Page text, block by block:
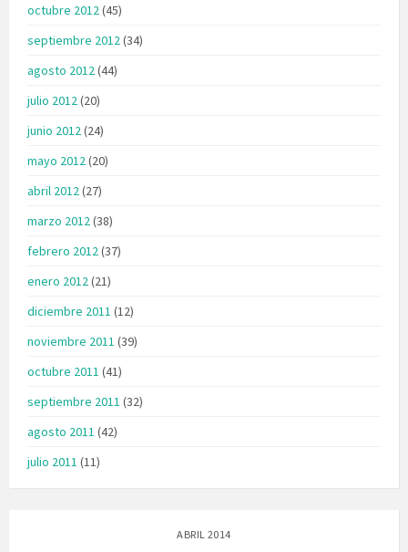
octubre 2012(45)
septiembre 2012(34)
agosto 2012(44)
julio 2012(20)
junio 2012(24)
mayo 2012(20)
abril 2012(27)
marzo 2012(38)
febrero 2012(37)
enero 2012(21)
diciembre 2011 (12)
noviembre 2011 (39)
octubre 2011 (41)
septiembre 2011 (32)
agosto 2011 (42)
julio 2011 (11)
ABRIL 2014